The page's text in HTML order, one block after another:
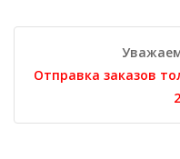
Отправка заказов